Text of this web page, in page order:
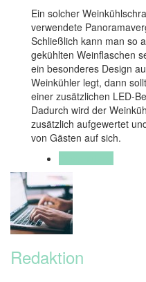
Ein solcher
verwendete
Schließlich kann man so
gekühlten Weinflaschen
ein besonderes Design
Weinkühler legt, dann
einer zusätzlichen LED-
Dadurch wird der
zusätzlich aufgewertet
von Gästen auf sich.
Redaktion